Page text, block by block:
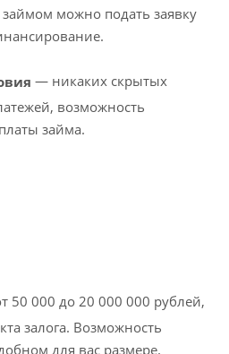
можно подать заявку
— никаких скрытых
возможность
займа.
50 000 до 20 000 000 рублей,
залога. Возможность
для вас размере.